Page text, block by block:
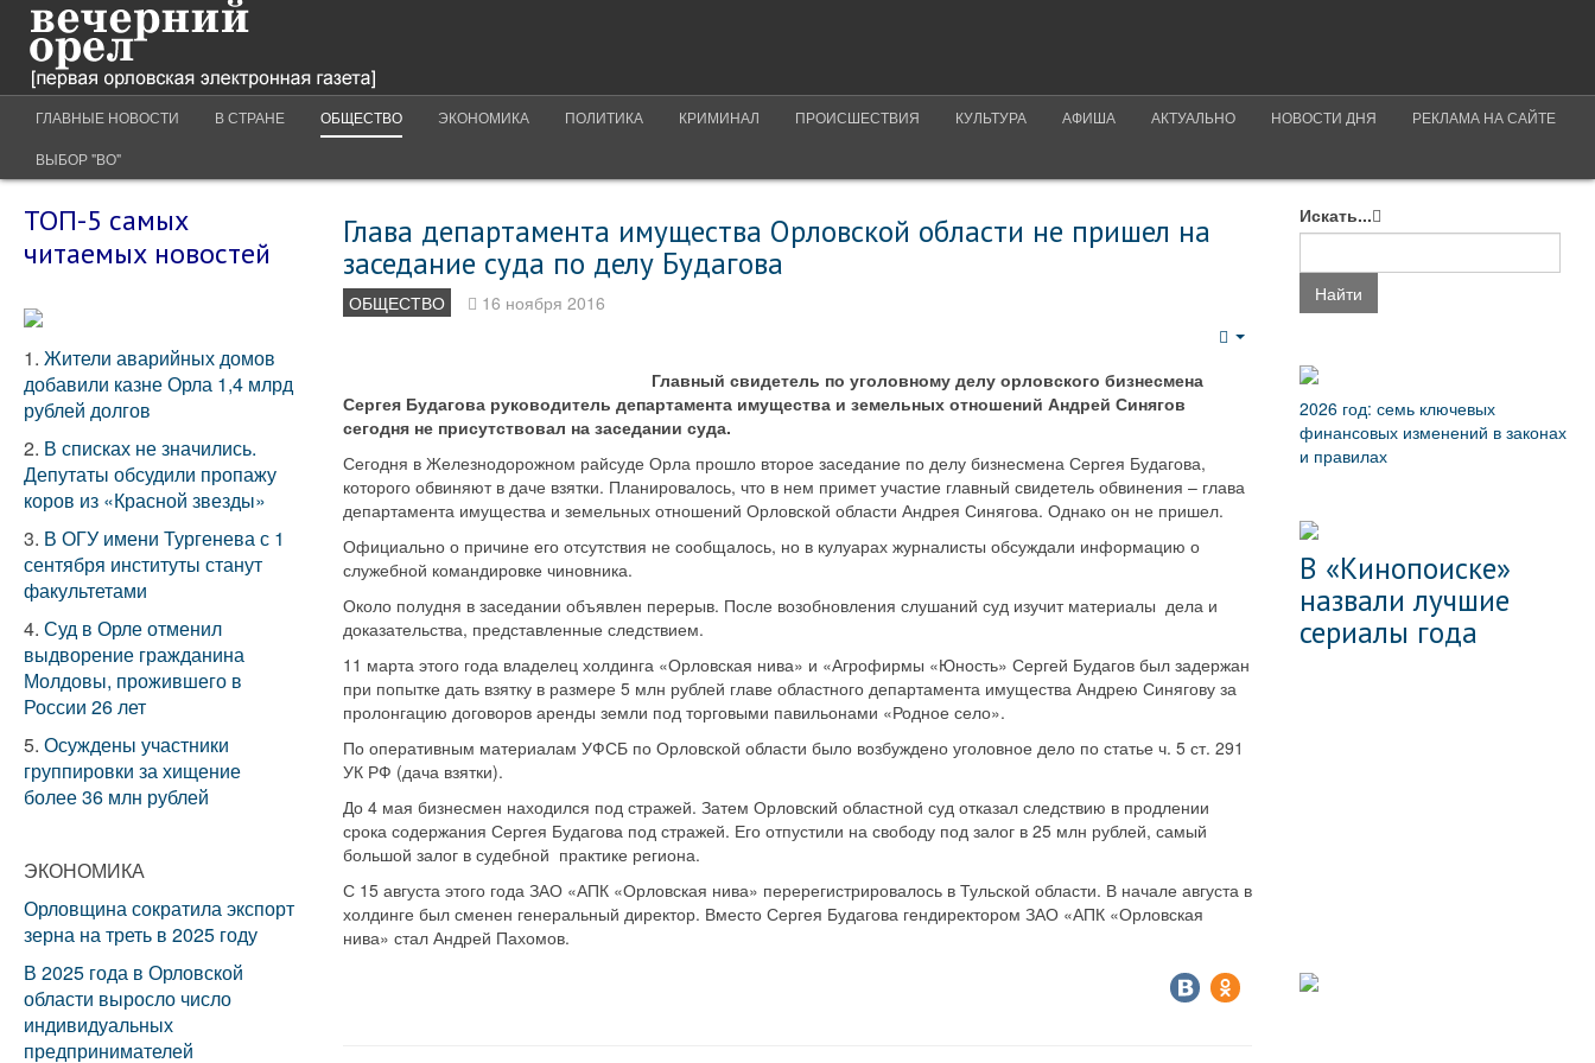
ГЛАВНЫЕ НОВОСТИ В СТРАНЕ ОБЩЕСТВО ЭКОНОМИКА ПОЛИТИКА КРИМИНАЛ ПРОИСШЕСТВИЯ КУЛЬТУРА АФИША АКТУАЛЬНО НОВОСТИ ДНЯ РЕКЛАМА НА САЙТЕ
ВЫБОР "ВО"
Глава департамента имущества Орловской области не пришел на
заседание суда по делу Будагова
ОБЩЕСТВО 16 ноября 2016
Главный свидетель по уголовному делу орловского бизнесмена
Сергея Будагова руководитель департамента имущества и земельных отношений Андрей Синягов
сегодня не присутствовал на заседании суда.
Сегодня в Железнодорожном райсуде Орла прошло второе заседание по делу бизнесмена Сергея Будагова,
которого обвиняют в даче взятки. Планировалось, что в нем примет участие главный свидетель обвинения – глава
департамента имущества и земельных отношений Орловской области Андрея Синягова. Однако он не пришел.
Официально о причине его отсутствия не сообщалось, но в кулуарах журналисты обсуждали информацию о
служебной командировке чиновника.
Около полудня в заседании объявлен перерыв. После возобновления слушаний суд изучит материалы дела и
доказательства, представленные следствием.
11 марта этого года владелец холдинга «Орловская нива» и «Агрофирмы «Юность» Сергей Будагов был задержан
при попытке дать взятку в размере 5 млн рублей главе областного департамента имущества Андрею Синягову за
пролонгацию договоров аренды земли под торговыми павильонами «Родное село».
По оперативным материалам УФСБ по Орловской области было возбуждено уголовное дело по статье ч. 5 ст. 291
УК РФ (дача взятки).
До 4 мая бизнесмен находился под стражей. Затем Орловский областной суд отказал следствию в продлении
срока содержания Сергея Будагова под стражей. Его отпустили на свободу под залог в 25 млн рублей, самый
большой залог в судебной практике региона.
С 15 августа этого года ЗАО «АПК «Орловская нива» перерегистрировалось в Тульской области. В начале августа в
холдинге был сменен генеральный директор. Вместо Сергея Будагова гендиректором ЗАО «АПК «Орловская
нива» стал Андрей Пахомов.
ТОП-5 самых
читаемых новостей
1. Жители аварийных домов
добавили казне Орла 1,4 млрд
рублей долгов
2. В списках не значились.
Депутаты обсудили пропажу
коров из «Красной звезды»
3. В ОГУ имени Тургенева с 1
сентября институты станут
факультетами
4. Суд в Орле отменил
выдворение гражданина
Молдовы, прожившего в
России 26 лет
5. Осуждены участники
группировки за хищение
более 36 млн рублей
ЭКОНОМИКА
Орловщина сократила экспорт
зерна на треть в 2025 году
В 2025 года в Орловской
области выросло число
индивидуальных
предпринимателей
Искать...
Найти
2026 год: семь ключевых
финансовых изменений в законах
и правилах
В «Кинопоиске»
назвали лучшие
сериалы года